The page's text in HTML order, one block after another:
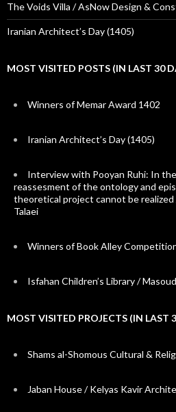
The Voids Villa / AsNow Design &
Iranian Architect’s Day (1405)
MOST VISITED POSTS (IN LAST 30
Winners of Memar Award 1402
Iranian Architect’s Day (1405)
Interview with Pooyan Ruhi: In
reassesment of the ontology and
theoretical project cannot be realized
Talaei
Winners of Book Alley
Isfahan Children’s Library /
MOST VISITED PROJECTS (IN LAST
Shams al-Shomous Cultural &
Jaban House / Kelyas Kavir